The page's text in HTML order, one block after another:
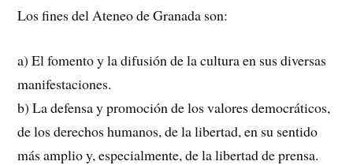
Los fines del Ateneo de Granada son:
a) El fomento y la difusión de la cultura en sus diversas
manifestaciones.
b) La defensa y promoción de los valores democráticos,
de los derechos humanos, de la libertad, en su sentido
más amplio y, especialmente, de la libertad de prensa.